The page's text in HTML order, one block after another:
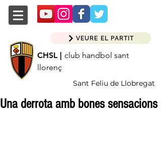
CHSL | club handbol sant
llorenç
Sant Feliu de Llobregat
VEURE EL PARTIT
Una derrota amb bones sensacions